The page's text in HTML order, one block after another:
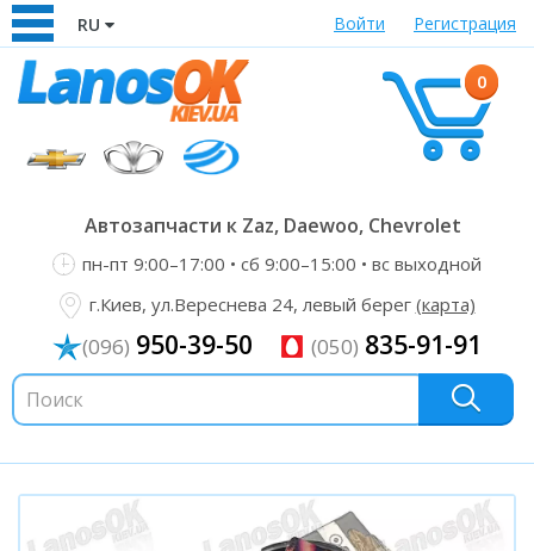
RU Войти Регистрация
0
Автозапчасти к Zaz, Daewoo, Chevrolet
пн-пт 9:00–17:00 • сб 9:00–15:00 • вс выходной
г.Киев, ул.Вереснева 24, левый берег (карта)
(096) 950-39-50 (050) 835-91-91